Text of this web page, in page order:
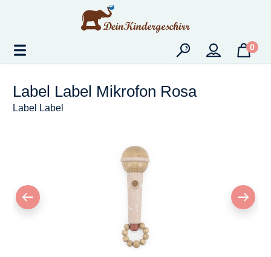
Zum Hauptinhalt springen
0
Label Label Mikrofon Rosa
Label Label